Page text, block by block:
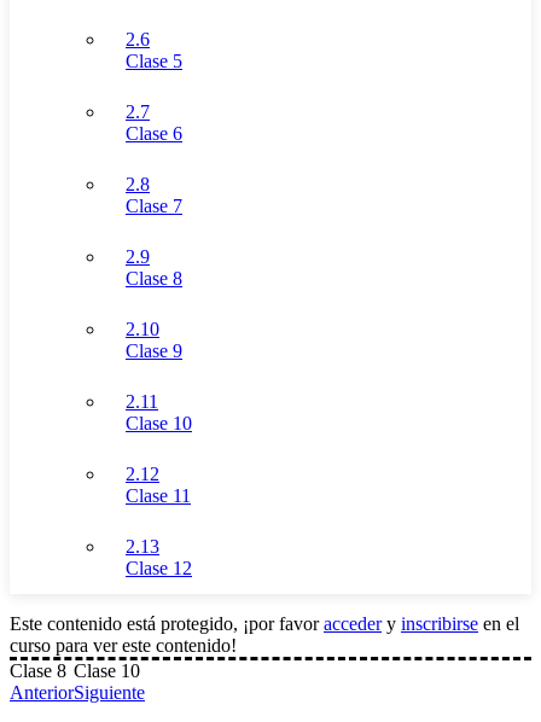
2.6
Clase 5
2.7
Clase 6
2.8
Clase 7
2.9
Clase 8
2.10
Clase 9
2.11
Clase 10
2.12
Clase 11
2.13
Clase 12
Este contenido está protegido, ¡por favoraccedery inscribirse en el
curso para ver este contenido!
Clase 8
Anterior
Clase 10
Siguiente